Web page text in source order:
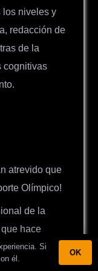
los niveles y
redacción de
de la
cognitivas
atrevido que
Olímpico!
de la
hace
no sabe
que no sabe
Si
él.
OK